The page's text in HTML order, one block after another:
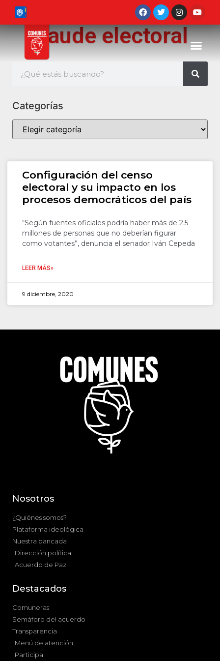
fraude electoral
Categorías
Configuración del censo
electoral y su impacto en los
procesos democráticos del país
“Según fuentes oficiales podría haber más de 2.5
millones de personas que no deberían figurar
como votantes”, denuncia el senador Iván Cepeda
LEER MÁS»
9 diciembre, 2020
Nosotros
¿Quiénes somos?
Plataforma ideológica
Nuestra bancada
Dirección política
Acuerdo de Paz
Destacados
Comuneras
Semáforo del acuerdo
Transparencia
Menú de atención
Participa